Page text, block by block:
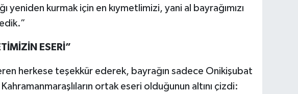
yeniden kurmak için en kıymetlimizi, yani al bayrağımızı
ESERİ”
herkese teşekkür ederek, bayrağın sadece Onikişubat
ortak eseri olduğunun altını çizdi: